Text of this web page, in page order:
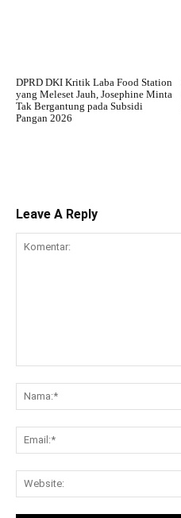
DPRD DKI Kritik Laba Food Station
yang Meleset Jauh, Josephine Minta
Tak Bergantung pada Subsidi
Pangan 2026
Leave A Reply